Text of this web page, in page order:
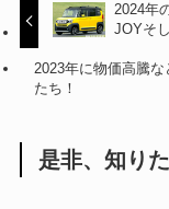
2024年
JOYそ
2023年に物価高騰
たち！
是非、知り